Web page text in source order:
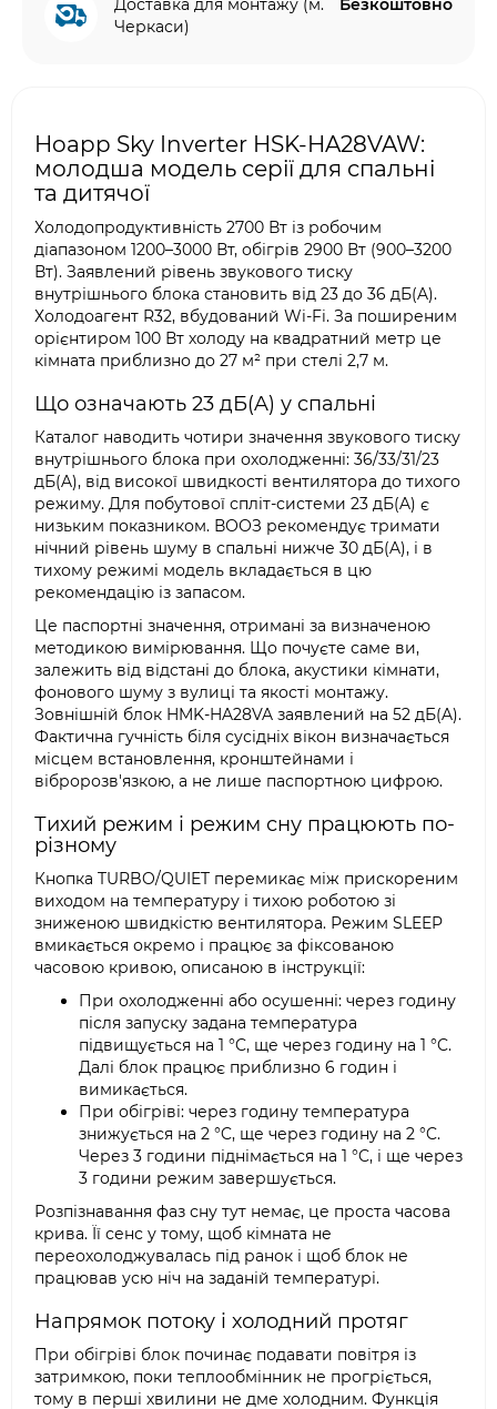
Доставка для монтажу (м.
Черкаси)
Безкоштовно
Hoapp Sky Inverter HSK-HA28VAW:
молодша модель серії для спальні
та дитячої
Холодопродуктивність 2700 Вт із робочим
діапазоном 1200–3000 Вт, обігрів 2900 Вт (900–3200
Вт). Заявлений рівень звукового тиску
внутрішнього блока становить від 23 до 36 дБ(A).
Холодоагент R32, вбудований Wi-Fi. За поширеним
орієнтиром 100 Вт холоду на квадратний метр це
кімната приблизно до 27 м² при стелі 2,7 м.
Що означають 23 дБ(A) у спальні
Каталог наводить чотири значення звукового тиску
внутрішнього блока при охолодженні: 36/33/31/23
дБ(A), від високої швидкості вентилятора до тихого
режиму. Для побутової спліт-системи 23 дБ(A) є
низьким показником. ВООЗ рекомендує тримати
нічний рівень шуму в спальні нижче 30 дБ(A), і в
тихому режимі модель вкладається в цю
рекомендацію із запасом.
Це паспортні значення, отримані за визначеною
методикою вимірювання. Що почуєте саме ви,
залежить від відстані до блока, акустики кімнати,
фонового шуму з вулиці та якості монтажу.
Зовнішній блок HMK-HA28VA заявлений на 52 дБ(A).
Фактична гучність біля сусідніх вікон визначається
місцем встановлення, кронштейнами і
вібророзв'язкою, а не лише паспортною цифрою.
Тихий режим і режим сну працюють по-
різному
Кнопка TURBO/QUIET перемикає між прискореним
виходом на температуру і тихою роботою зі
зниженою швидкістю вентилятора. Режим SLEEP
вмикається окремо і працює за фіксованою
часовою кривою, описаною в інструкції:
При охолодженні або осушенні: через годину
після запуску задана температура
підвищується на 1 °C, ще через годину на 1 °C.
Далі блок працює приблизно 6 годин і
вимикається.
При обігріві: через годину температура
знижується на 2 °C, ще через годину на 2 °C.
Через 3 години піднімається на 1 °C, і ще через
3 години режим завершується.
Розпізнавання фаз сну тут немає, це проста часова
крива. Її сенс у тому, щоб кімната не
переохолоджувалась під ранок і щоб блок не
працював усю ніч на заданій температурі.
Напрямок потоку і холодний протяг
При обігріві блок починає подавати повітря із
затримкою, поки теплообмінник не прогріється,
тому в перші хвилини не дме холодним. Функція